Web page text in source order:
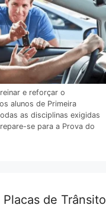
e reforçar o
alunos de Primeira
as disciplinas exigidas
se para a Prova do
Placas de Trânsito